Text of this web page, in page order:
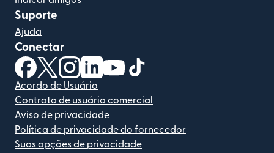
Suporte
Ajuda
Conectar
(abre em uma nova janela)
(abre em uma nova janela)
(abre em uma nova janela)
(abre em uma nova janela)
(abre em uma nova janela)
Acordo de Usuário
Contrato de usuário comercial
Aviso de privacidade
Política de privacidade do fornecedor
Suas opções de privacidade